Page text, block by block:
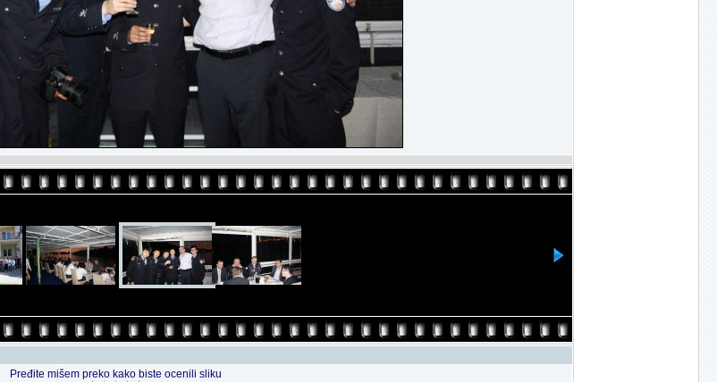
Pređite mišem preko kako biste ocenili sliku